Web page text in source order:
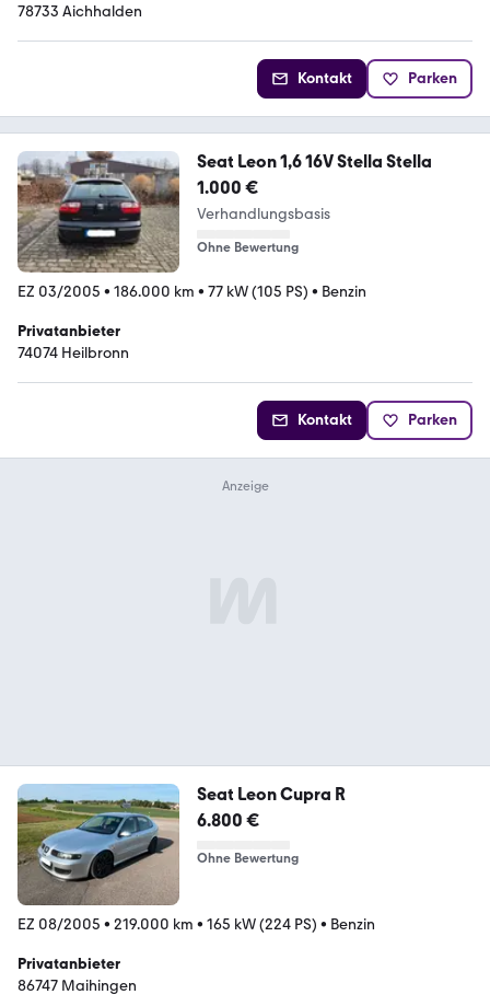
78733 Aichhalden
Kontakt Parken
Seat Leon 1,6 16V Stella Stella
1.000 €
Verhandlungsbasis
Ohne Bewertung
EZ 03/2005 • 186.000 km • 77 kW (105 PS) • Benzin
Privatanbieter
74074 Heilbronn
Kontakt Parken
Seat Leon Cupra R
6.800 €
Ohne Bewertung
EZ 08/2005 • 219.000 km • 165 kW (224 PS) • Benzin
Privatanbieter
86747 Maihingen